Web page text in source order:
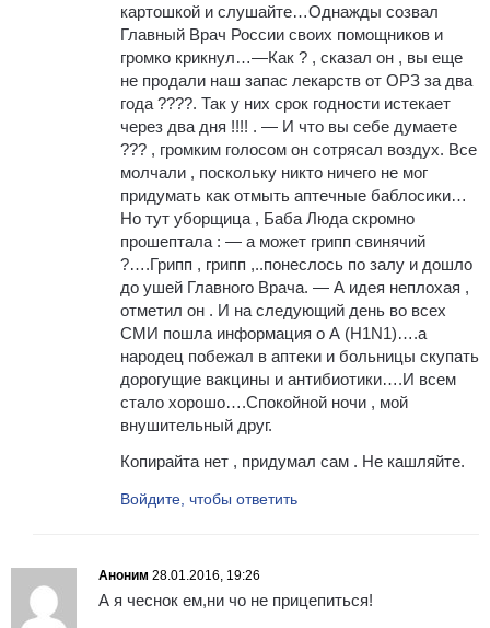
картошкой и слушайте…Однажды созвал
Главный Врач России своих помощников и
громко крикнул…—Как ? , сказал он , вы еще
не продали наш запас лекарств от ОРЗ за два
года ????. Так у них срок годности истекает
через два дня !!!! . — И что вы себе думаете
??? , громким голосом он сотрясал воздух. Все
молчали , поскольку никто ничего не мог
придумать как отмыть аптечные баблосики…
Но тут уборщица , Баба Люда скромно
прошептала : — а может грипп свинячий
?….Грипп , грипп ,..понеслось по залу и дошло
до ушей Главного Врача. — А идея неплохая ,
отметил он . И на следующий день во всех
СМИ пошла информация о А (H1N1)….а
народец побежал в аптеки и больницы скупать
дорогущие вакцины и антибиотики….И всем
стало хорошо….Спокойной ночи , мой
внушительный друг.
Копирайта нет , придумал сам . Не кашляйте.
Войдите, чтобы ответить
Аноним 28.01.2016, 19:26
А я чеснок ем,ни чо не прицепиться!